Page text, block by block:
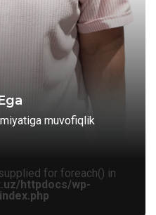
muvofiqlik
for foreach() in
httpdocs/wp-